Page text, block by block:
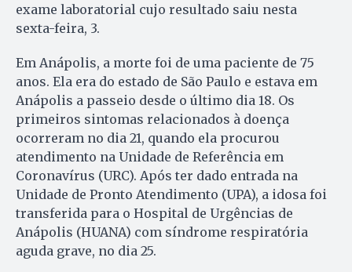
exame laboratorial cujo resultado saiu nesta
sexta-feira, 3.
Em Anápolis, a morte foi de uma paciente de 75
anos. Ela era do estado de São Paulo e estava em
Anápolis a passeio desde o último dia 18. Os
primeiros sintomas relacionados à doença
ocorreram no dia 21, quando ela procurou
atendimento na Unidade de Referência em
Coronavírus (URC). Após ter dado entrada na
Unidade de Pronto Atendimento (UPA), a idosa foi
transferida para o Hospital de Urgências de
Anápolis (HUANA) com síndrome respiratória
aguda grave, no dia 25.